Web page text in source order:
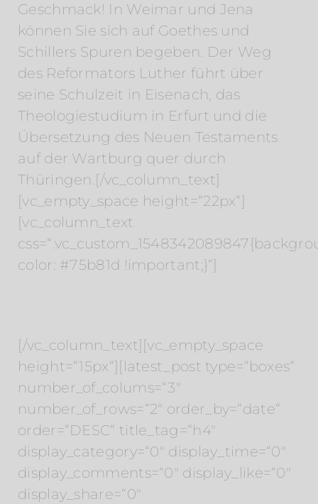
Geschmack! In Weimar und Jena
können Sie sich auf Goethes und
Schillers Spuren begeben. Der Weg
des Reformators Luther führt über
seine Schulzeit in Eisenach, das
Theologiestudium in Erfurt und die
Übersetzung des Neuen Testaments
auf der Wartburg quer durch
Thüringen.[/vc_column_text]
[vc_empty_space height=“22px“]
[vc_column_text
color: #75b81d !important;}“]
[/vc_column_text][vc_empty_space
height=“15px“][latest_post type=“boxes“
number_of_colums=“3″
number_of_rows=“2″ order_by=“date“
order=“DESC“ title_tag=“h4″
display_category=“0″ display_time=“0″
display_comments=“0″ display_like=“0″
display_share=“0″